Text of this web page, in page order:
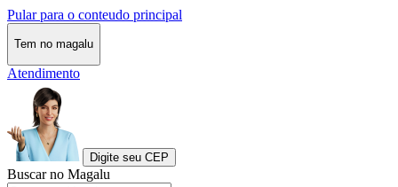
Pular para o conteudo principal
Tem no magalu
Atendimento
Digite seu CEP
Buscar no Magalu